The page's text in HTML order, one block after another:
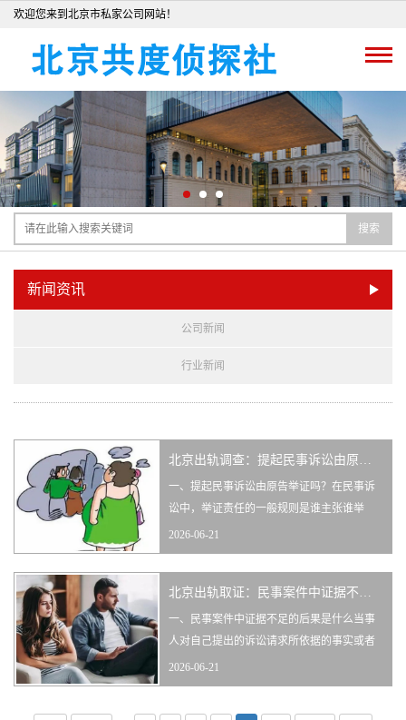
欢迎您来到北京市私家公司网站！
搜索
新闻资讯
公司新闻
行业新闻
北京出轨调查： 提起民事诉讼由原告举证吗
一、提起民事诉讼由原告举证吗？在民事诉
讼中，举证责任的一般规则是谁主张谁举
证，原告就要承担举证的责任。《民事诉讼
法》第六十四条规定：当事人对自己提出的
主张，有责任提供证据。当事人及其诉讼代
理人因客观原
2026-06-21
北京出轨取证： 民事案件中证据不足的后果是什么
一、民事案件中证据不足的后果是什么当事
人对自己提出的诉讼请求所依据的事实或者
反驳对方诉讼请求所依据的事实有责任提供
证据加以证明。没有证据或者证据不足以证
2026-06-21